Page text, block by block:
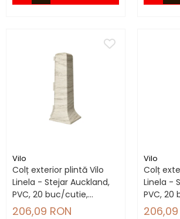
Vilo
Colț exterior plintă Vilo
Linela - Stejar Auckland,
PVC, 20 buc/cutie,
compatibil plintă 80 mm
206,09 RON
Vilo
Colț
Linela -
PVC,
206,09